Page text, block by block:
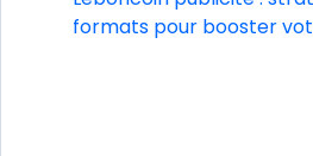
formats pour booster